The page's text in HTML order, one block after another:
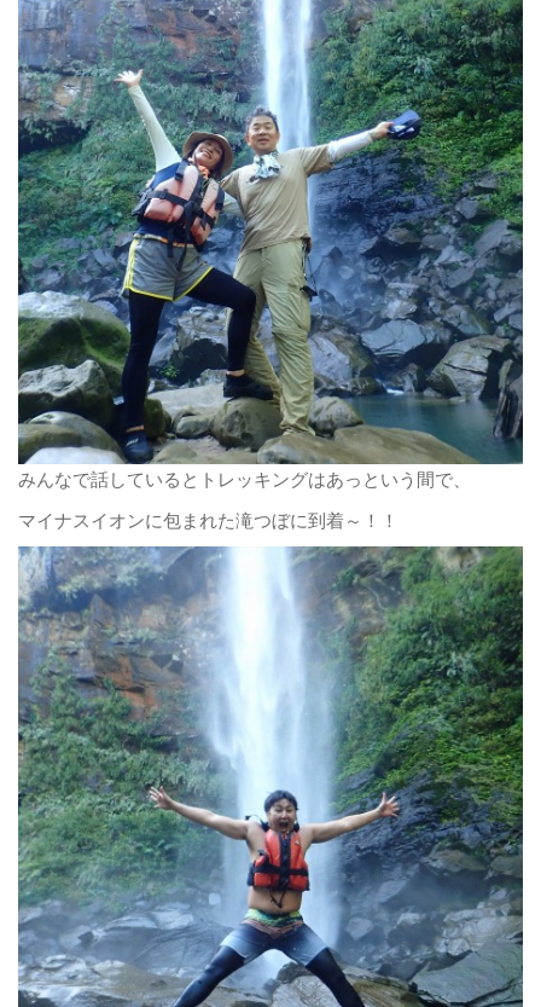
みんなで話しているとトレッキングはあっという間で、
マイナスイオンに包まれた滝つぼに到着～！！